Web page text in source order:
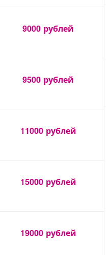
9000 рублей
9500 рублей
11000 рублей
15000 рублей
19000 рублей